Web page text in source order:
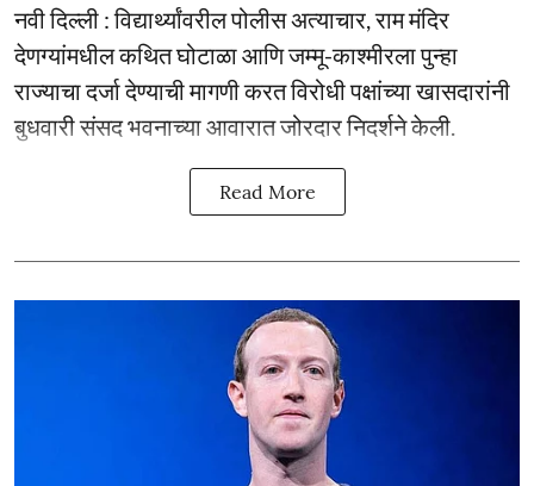
नवी दिल्ली : विद्यार्थ्यांवरील पोलीस अत्याचार, राम मंदिर
देणग्यांमधील कथित घोटाळा आणि जम्मू-काश्मीरला पुन्हा
राज्याचा दर्जा देण्याची मागणी करत विरोधी पक्षांच्या खासदारांनी
बुधवारी संसद भवनाच्या आवारात जोरदार निदर्शने केली.
Read More